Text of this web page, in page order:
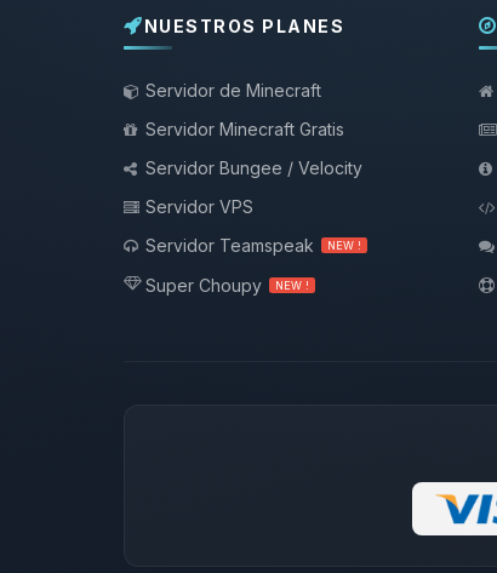
NUESTROS PLANES
Servidor de Minecraft
Servidor Minecraft Gratis
Servidor Bungee / Velocity
Servidor VPS
Servidor Teamspeak
NEW !
Super Choupy NEW !